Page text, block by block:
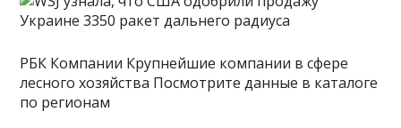
РБК Компании Крупнейшие компании в сфере
лесного хозяйства Посмотрите данные в каталоге
по регионам